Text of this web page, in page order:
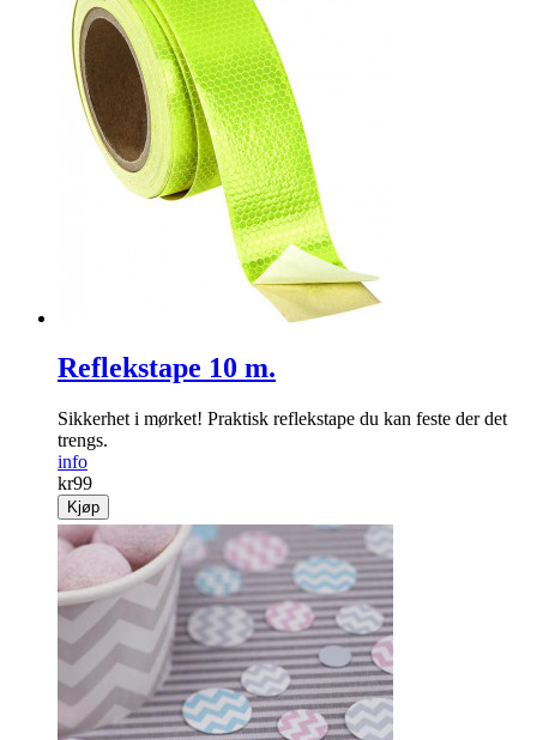
Reflekstape 10 m.
Sikkerhet i mørket! Praktisk reflekstape du kan feste der det
trengs.
info
kr99
Kjøp